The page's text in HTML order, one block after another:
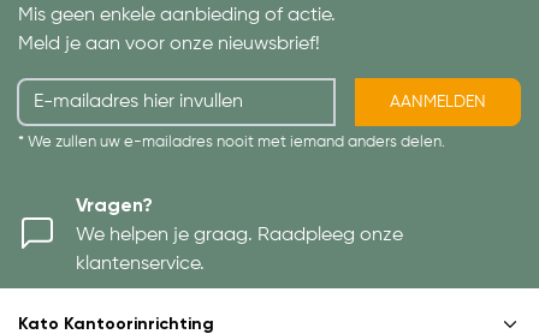
Mis geen enkele aanbieding of actie.
Meld je aan voor onze nieuwsbrief!
AANMELDEN
* We zullen uw e-mailadres nooit met iemand anders delen.
Vragen?
We helpen je graag. Raadpleeg onze
klantenservice.
Kato Kantoorinrichting